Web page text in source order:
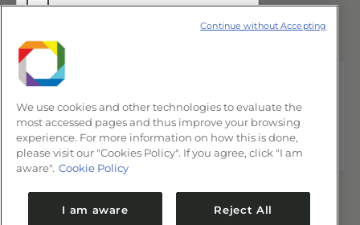
We use cookies and other technologies to evaluate the
most accessed pages and thus improve your browsing
experience. For more information on how this is done,
please visit our "Cookies Policy". If you agree, click "I am
aware". Cookie Policy
I am aware Reject All
Continue without Accepting